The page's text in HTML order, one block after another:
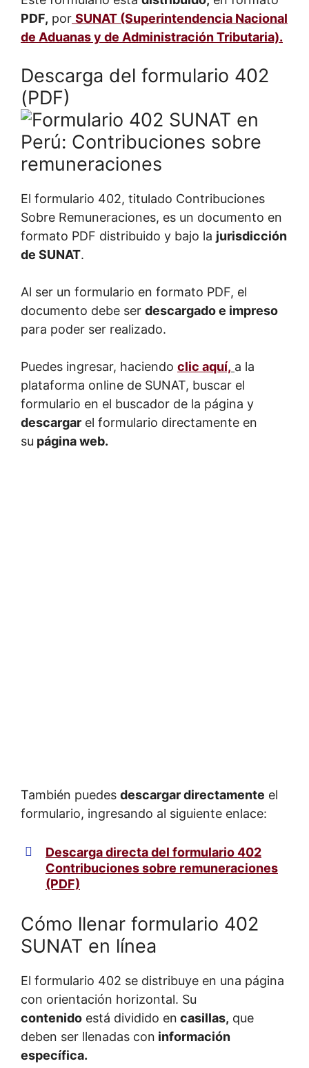
PDF, por SUNAT (Superintendencia Nacional
de Aduanasy de Administración Tributaria).
Descarga del formulario 402
(PDF)
El formulario 402, titulado Contribuciones
Sobre Remuneraciones, es un documento en
formato PDF distribuido y bajo la jurisdicción
de SUNAT.
Al ser un formulario en formato PDF, el
documento debe ser descargado e impreso
para poder ser realizado.
Puedes ingresar, haciendo clic aquí, a la
plataforma online de SUNAT, buscar el
formulario en el buscador de la página y
descargar el formulario directamente en
su página web.
También puedes descargar directamente el
formulario, ingresando al siguiente enlace:
Descarga directa del formulario 402
Contribuciones sobre remuneraciones
(PDF)
Cómo llenar formulario 402
SUNAT en línea
El formulario 402 se distribuye en una página
con orientación horizontal. Su
contenido está dividido en casillas, que
deben ser llenadas con información
específica.